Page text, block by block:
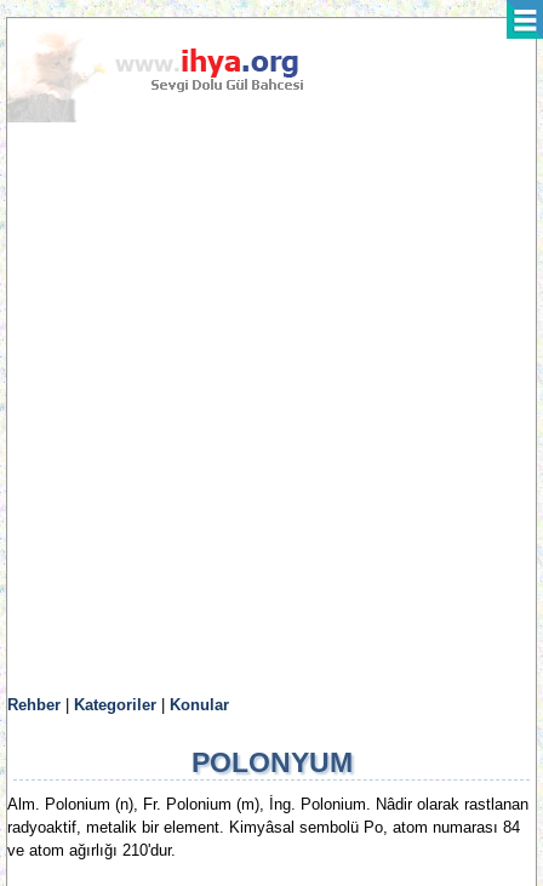
Rehber Kategoriler Konular
POLONYUM
Alm. Polonium (n), Fr. Polonium (m), İng. Polonium. Nâdir olarak rastlanan
radyoaktif, metalik bir element. Kimyâsal sembolü Po, atom numarası 84
ve atom ağırlığı 210'dur.